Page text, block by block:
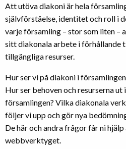
​Att utöva diakoni är hela
självförståelse, identitet och roll i
varje församling – stor som liten
sitt diakonala arbete i förhållande
tillgängliga resurser.
Hur ser vi på diakoni i
Hur ser behoven och resurserna ut
församlingen? Vilka diakonala
följer vi upp och gör nya
De här och andra frågor får ni
webbverktyget.